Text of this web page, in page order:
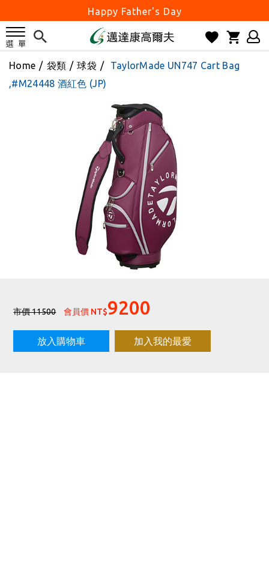
Happy Father's Day
父親節優惠實施中
7月份 門市免費試打日程 已公佈!
防詐騙! 勿信來路不明連結及優惠
歡迎體驗公益店Friends Screen模擬器
刷台新卡滿 $6000 分 3 期 0 利率
Golf Point 會員回饋積點
消費滿 $2000 享免運
Happy Father's Day
父親節優惠實施中
2026邁達康盃 開始受理報名
7月份 門市免費試打日程 已公佈!
防詐騙! 勿信來路不明連結及優惠
刷台新卡滿 $6000 分 3 期 0 利率
Golf Point 會員回饋積點
消費滿 $2000 享免運
Home / 袋類 / 球袋 /
TaylorMade UN747 Cart Bag
,#M24448 酒紅色 (JP)
市價 11500 會員價 NT$9200
放入購物車 加入我的最愛